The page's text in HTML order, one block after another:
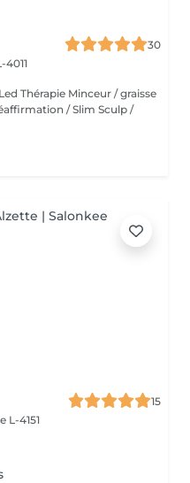
30
Thérapie Minceur / graisse
/ Slim Sculp /
15
L-4151